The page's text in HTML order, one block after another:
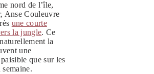
nord de l’île,
Anse Couleuvre
une courte
la jungle. Ce
la
une
que sur les
semaine.